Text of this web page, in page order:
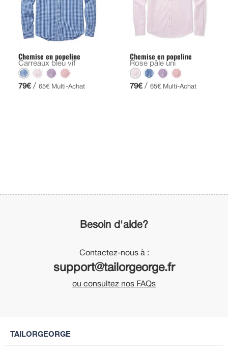
Chemise en popeline
Carreaux bleu vif
79€ / 65€ Multi-Achat
Chemise en popeline
Rose pâle uni
79€ / 65€ Multi-Achat
Besoin d'aide?
Contactez-nous à :
support@tailorgeorge.fr
ou consultez nos FAQs
TAILORGEORGE